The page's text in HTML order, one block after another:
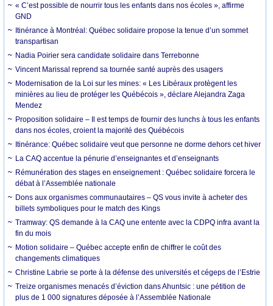
« C’est possible de nourrir tous les enfants dans nos écoles », affirme
GND
Itinérance à Montréal: Québec solidaire propose la tenue d’un sommet
transpartisan
Nadia Poirier sera candidate solidaire dans Terrebonne
Vincent Marissal reprend sa tournée santé auprès des usagers
Modernisation de la Loi sur les mines: « Les Libéraux protègent les
minières au lieu de protéger les Québécois », déclare Alejandra Zaga
Mendez
Proposition solidaire – Il est temps de fournir des lunchs à tous les enfants
dans nos écoles, croient la majorité des Québécois
Itinérance: Québec solidaire veut que personne ne dorme dehors cet hiver
La CAQ accentue la pénurie d’enseignantes et d’enseignants
Rémunération des stages en enseignement : Québec solidaire forcera le
débat à l’Assemblée nationale
Dons aux organismes communautaires – QS vous invite à acheter des
billets symboliques pour le match des Kings
Tramway: QS demande à la CAQ une entente avec la CDPQ infra avant la
fin du mois
Motion solidaire – Québec accepte enfin de chiffrer le coût des
changements climatiques
Christine Labrie se porte à la défense des universités et cégeps de l’Estrie
Treize organismes menacés d’éviction dans Ahuntsic : une pétition de
plus de 1 000 signatures déposée à l’Assemblée Nationale